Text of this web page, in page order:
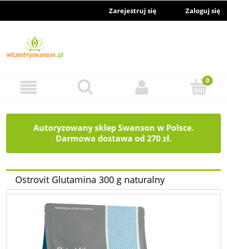
Zarejestruj się Zaloguj się
Autoryzowany sklep Swanson w Polsce.
Darmowa dostawa od 270 zł.
Ostrovit Glutamina 300 g naturalny